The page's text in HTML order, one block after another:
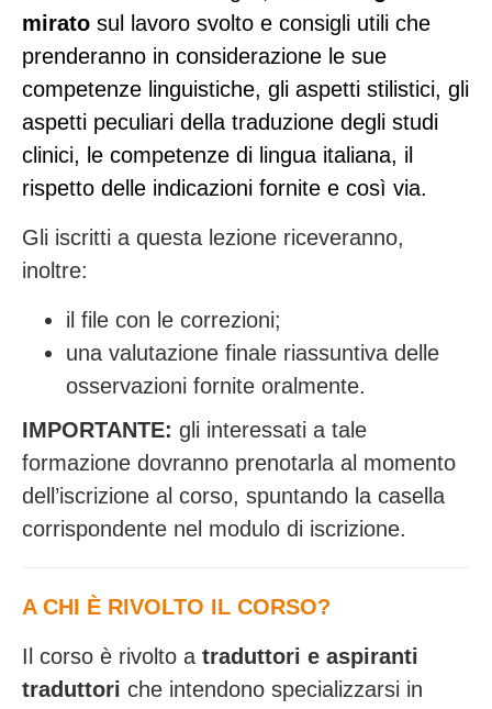
mirato sul lavoro svolto e consigli utili che
prenderanno in considerazione le sue
competenze linguistiche, gli aspetti stilistici, gli
aspetti peculiari della traduzione degli studi
clinici, le competenze di lingua italiana, il
rispetto delle indicazioni fornite e così via.
Gli iscritti a questa lezione riceveranno,
inoltre:
il file con le correzioni;
una valutazione finale riassuntiva delle
osservazioni fornite oralmente.
IMPORTANTE: gli interessati a tale
formazione dovranno prenotarla al momento
dell’iscrizione al corso, spuntando la casella
corrispondente nel modulo di iscrizione.
A CHI È RIVOLTO IL CORSO?
Il corso è rivolto a traduttori e aspiranti
traduttori che intendono specializzarsi in